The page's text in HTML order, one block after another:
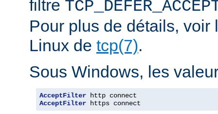
filtre
Pour plus de détails, voir
Linux de tcp(7).
Sous Windows, les
AcceptFilter
AcceptFilter https connect